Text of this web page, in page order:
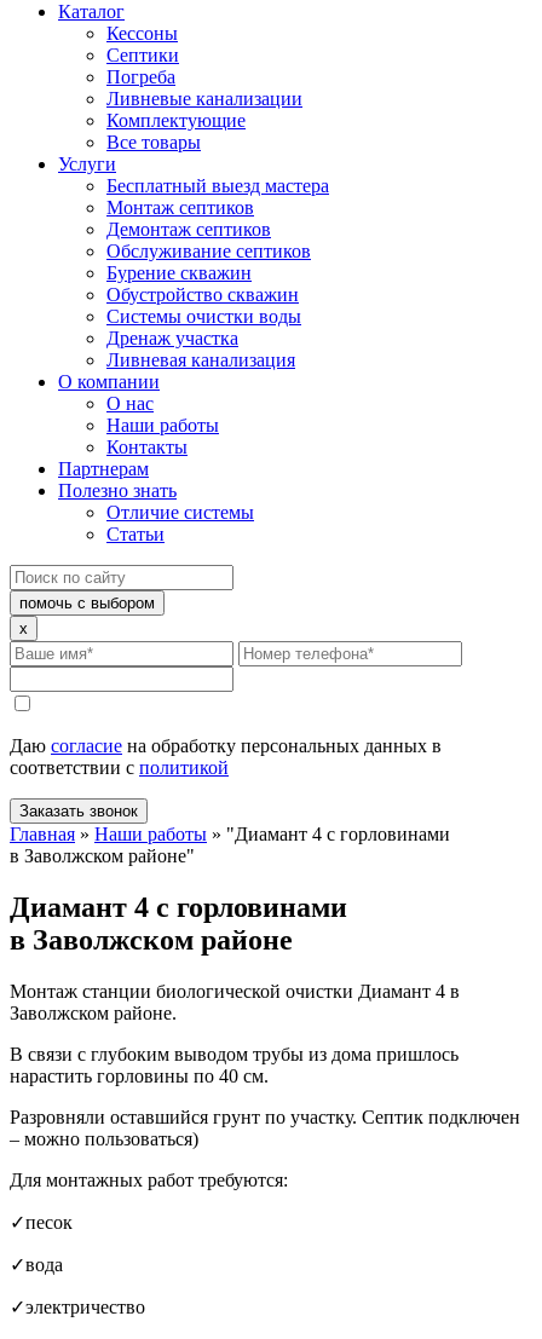
Каталог
Кессоны
Септики
Погреба
Ливневые канализации
Комплектующие
Все товары
Услуги
Бесплатный выезд мастера
Монтаж септиков
Демонтаж септиков
Обслуживание септиков
Бурение скважин
Обустройство скважин
Системы очистки воды
Дренаж участка
Ливневая канализация
О компании
О нас
Наши работы
Контакты
Партнерам
Полезно знать
Отличие системы
Статьи
помочь с выбором
x
Даю согласие на обработку персональных данных в
соответствии с политикой
Заказать звонок
Главная » Наши работы » "Диамант 4 с горловинами
в Заволжском районе"
Диамант 4 с горловинами
в Заволжском районе
Монтаж станции биологической очистки Диамант 4 в
Заволжском районе.
В связи с глубоким выводом трубы из дома пришлось
нарастить горловины по 40 см.
Разровняли оставшийся грунт по участку. Септик подключен
– можно пользоваться)
Для монтажных работ требуются:
✓песок
✓вода
✓электричество